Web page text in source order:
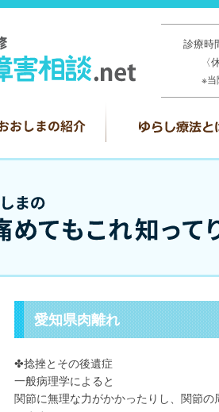
診療
※
愛知県肉離れ
✤捻挫とその後遺症
一般病理学によると
関節に無理な力がかかったりし、関節